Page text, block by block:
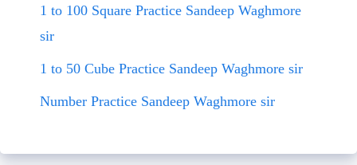
1 to 100 Square Practice Sandeep Waghmore
sir
1 to 50 Cube Practice Sandeep Waghmore sir
Number Practice Sandeep Waghmore sir